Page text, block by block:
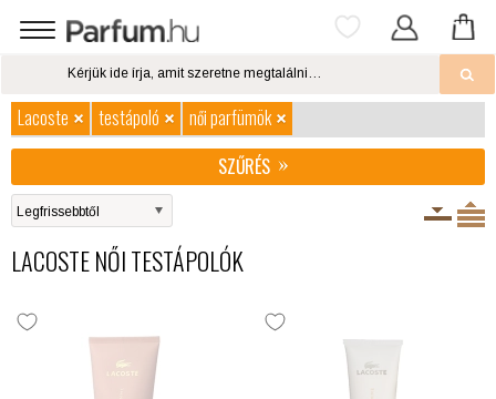
Lacoste testápoló
női parfümök
SZŰRÉS
LACOSTE NŐI TESTÁPOLÓK